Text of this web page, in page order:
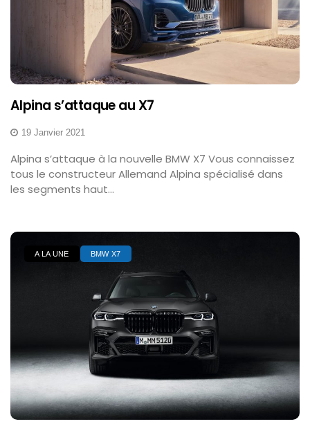
Alpina s’attaque au X7
19 Janvier 2021
Alpina s’attaque à la nouvelle BMW X7 Vous connaissez
tous le constructeur Allemand Alpina spécialisé dans
les segments haut...
A LA UNE BMW X7